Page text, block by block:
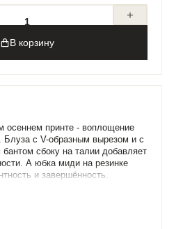
В корзину
осеннем принте - воплощение
Блуза с V-образным вырезом и с
сбоку на талии добавляет
А юбка миди на резинке
и завершённость.